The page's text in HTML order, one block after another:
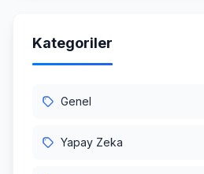
Kategoriler
Genel
Yapay Zeka